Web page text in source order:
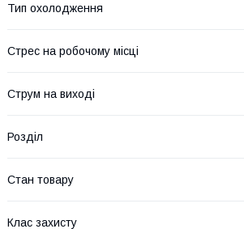
Тип охолодження
Стрес на робочому місці
Струм на виході
Розділ
Стан товару
Клас захисту